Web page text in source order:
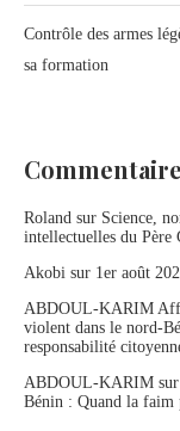
Contrôle des armes
sa formation
Roland sur Science,
intellectuelles du Père
Akobi sur 1er août
ABDOUL-KARIM
violent dans le nord-
responsabilité
ABDOUL-KARIM sur
Bénin : Quand la faim